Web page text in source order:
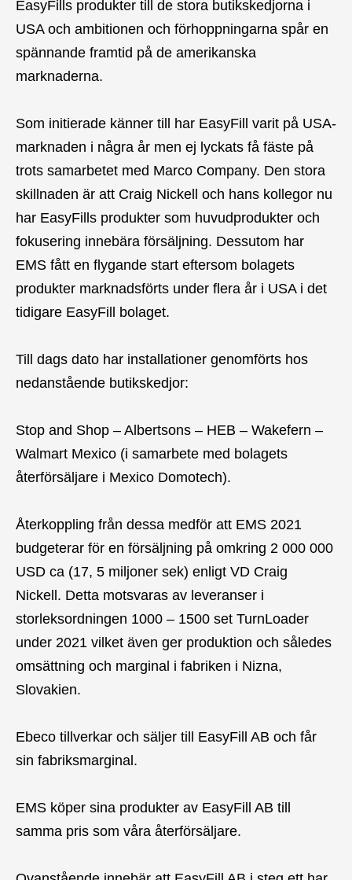
EasyFills produkter till de stora butikskedjorna i
USA och ambitionen och förhoppningarna spår en
spännande framtid på de amerikanska
marknaderna.
Som initierade känner till har EasyFill varit på USA-
marknaden i några år men ej lyckats få fäste på
trots samarbetet med Marco Company. Den stora
skillnaden är att Craig Nickell och hans kollegor nu
har EasyFills produkter som huvudprodukter och
fokusering innebära försäljning. Dessutom har
EMS fått en flygande start eftersom bolagets
produkter marknadsförts under flera år i USA i det
tidigare EasyFill bolaget.
Till dags dato har installationer genomförts hos
nedanstående butikskedjor:
Stop and Shop – Albertsons – HEB – Wakefern –
Walmart Mexico (i samarbete med bolagets
återförsäljare i Mexico Domotech).
Återkoppling från dessa medför att EMS 2021
budgeterar för en försäljning på omkring 2 000 000
USD ca (17, 5 miljoner sek) enligt VD Craig
Nickell. Detta motsvaras av leveranser i
storleksordningen 1000 – 1500 set TurnLoader
under 2021 vilket även ger produktion och således
omsättning och marginal i fabriken i Nizna,
Slovakien.
Ebeco tillverkar och säljer till EasyFill AB och får
sin fabriksmarginal.
EMS köper sina produkter av EasyFill AB till
samma pris som våra återförsäljare.